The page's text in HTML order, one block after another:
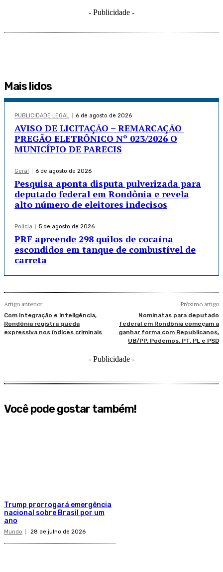
- Publicidade -
Mais lidos
PUBLICIDADE LEGAL 6 de agosto de 2026
AVISO DE LICITAÇÃO – REMARCAÇÃO
PREGÃO ELETRÔNICO Nº 023/2026 O
MUNICÍPIO DE PARECIS
Geral 6 de agosto de 2026
Pesquisa aponta disputa pulverizada para
deputado federal em Rondônia e revela
alto número de eleitores indecisos
Policia 5 de agosto de 2026
PRF apreende 298 quilos de cocaína
escondidos em tanque de combustível de
carreta
Artigo anterior
Com integração e inteligência,
Rondônia registra queda
expressiva nos índices criminais
Próximo artigo
Nominatas para deputado
federal em Rondônia começam a
ganhar forma com Republicanos,
UB/PP, Podemos, PT, PL e PSD
- Publicidade -
Você pode gostar também!
Trump prorrogará emergência
nacional sobre Brasil por um
ano
Mundo 28 de julho de 2026